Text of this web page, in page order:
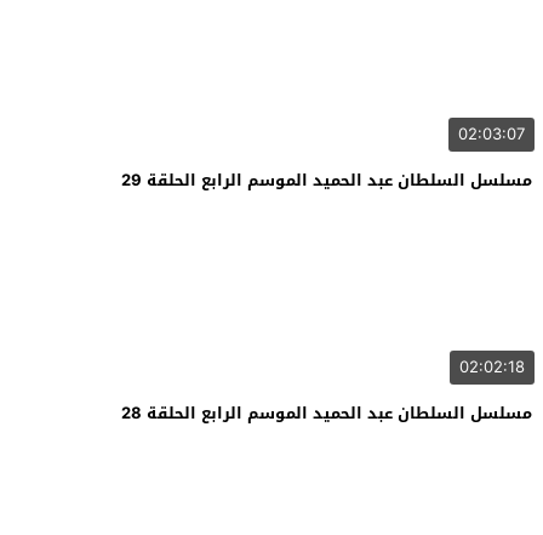
02:03:07
مسلسل السلطان عبد الحميد الموسم الرابع الحلقة 29
02:02:18
مسلسل السلطان عبد الحميد الموسم الرابع الحلقة 28